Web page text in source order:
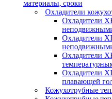
материалы, сроки
Охладители
Охладители
Охладители
Охладители
Охладители
плавающей
Кожухотрубные